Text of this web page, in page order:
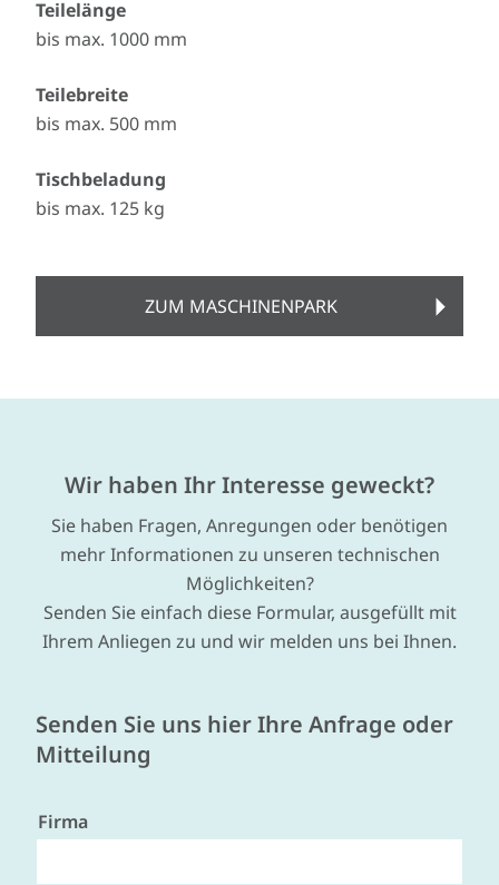
Teilelänge
bis max. 1000 mm
Teilebreite
bis max. 500 mm
Tischbeladung
bis max. 125 kg
ZUM MASCHINENPARK
Wir haben Ihr Interesse geweckt?
Sie haben Fragen, Anregungen oder benötigen
mehr Informationen zu unseren technischen
Möglichkeiten?
Senden Sie einfach diese Formular, ausgefüllt mit
Ihrem Anliegen zu und wir melden uns bei Ihnen.
Senden Sie uns hier Ihre Anfrage oder
Mitteilung
Firma